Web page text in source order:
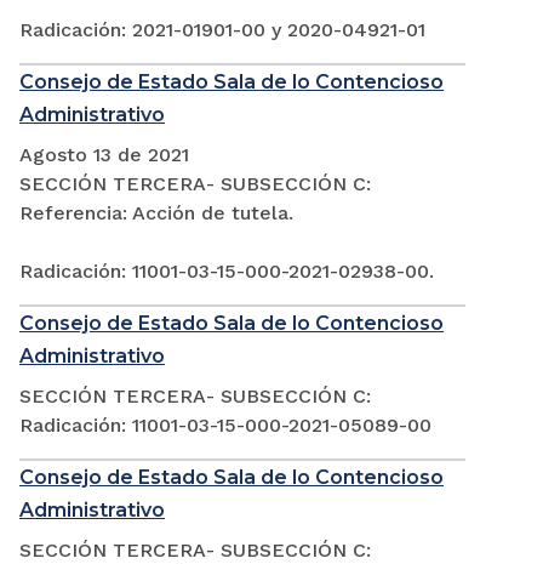
Radicación: 2021-01901-00 y 2020-04921-01
Consejo de Estado Sala de lo Contencioso
Administrativo
Agosto 13 de 2021
SECCIÓN TERCERA- SUBSECCIÓN C:
Referencia: Acción de tutela.
Radicación: 11001-03-15-000-2021-02938-00.
Consejo de Estado Sala de lo Contencioso
Administrativo
SECCIÓN TERCERA- SUBSECCIÓN C:
Radicación: 11001-03-15-000-2021-05089-00
Consejo de Estado Sala de lo Contencioso
Administrativo
SECCIÓN TERCERA- SUBSECCIÓN C: